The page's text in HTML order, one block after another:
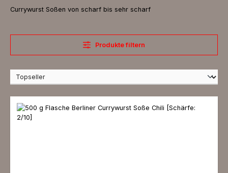
Currywurst Soßen von scharf bis sehr scharf
Produkte filtern